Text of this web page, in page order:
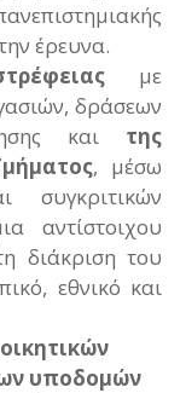
έρευνα.
με
δράσεων
και της
, μέσω
συγκριτικών
αντίστοιχου
διάκριση του
εθνικό και
υποδομών